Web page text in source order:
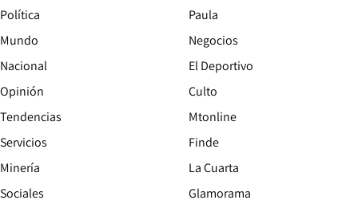
Política
Mundo
Nacional
Opinión
Tendencias
Servicios
Minería
Sociales
Paula
Negocios
El Deportivo
Culto
Mtonline
Finde
La Cuarta
Glamorama